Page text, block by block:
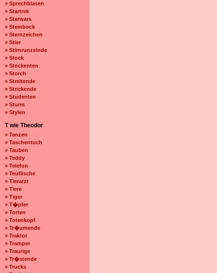
» Sprechblasen
» Startrek
» Starwars
» Steinbock
» Sternzeichen
» Stier
» Stirnrunzelnde
» Stock
» Stockenten
» Storch
» Streitende
» Strickende
» Studenten
» Sturm
» Stylen
T wie Theodor
» Tanzen
» Taschentuch
» Tauben
» Teddy
» Telefon
» Teuflische
» Tierarzt
» Tiere
» Tiger
» T�pfer
» Torten
» Totenkopf
» Tr�umende
» Traktor
» Tramper
» Traurige
» Tr�stende
» Trucks